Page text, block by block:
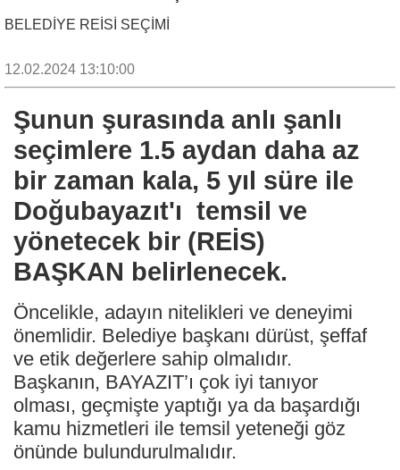
BELEDİYE REİSİ SEÇİMİ
12.02.2024 13:10:00
Şunun şurasında anlı şanlı
seçimlere 1.5 aydan daha az
bir zaman kala, 5 yıl süre ile
Doğubayazıt'ı temsil ve
yönetecek bir (REİS)
BAŞKAN belirlenecek.
Öncelikle, adayın nitelikleri ve deneyimi
önemlidir. Belediye başkanı dürüst, şeffaf
ve etik değerlere sahip olmalıdır.
Başkanın, BAYAZIT’ı çok iyi tanıyor
olması, geçmişte yaptığı ya da başardığı
kamu hizmetleri ile temsil yeteneği göz
önünde bulundurulmalıdır.